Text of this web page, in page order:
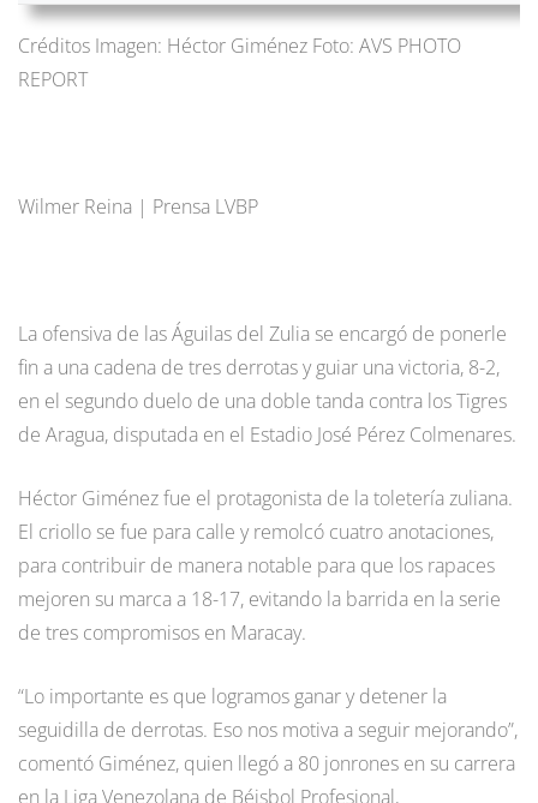
Créditos Imagen: Héctor Giménez Foto: AVS PHOTO
REPORT
Wilmer Reina | Prensa LVBP
La ofensiva de las Águilas del Zulia se encargó de ponerle
fin a una cadena de tres derrotas y guiar una victoria, 8-2,
en el segundo duelo de una doble tanda contra los Tigres
de Aragua, disputada en el Estadio José Pérez Colmenares.
Héctor Giménez fue el protagonista de la toletería zuliana.
El criollo se fue para calle y remolcó cuatro anotaciones,
para contribuir de manera notable para que los rapaces
mejoren su marca a 18-17, evitando la barrida en la serie
de tres compromisos en Maracay.
“Lo importante es que logramos ganar y detener la
seguidilla de derrotas. Eso nos motiva a seguir mejorando”,
comentó Giménez, quien llegó a 80 jonrones en su carrera
en la Liga Venezolana de Béisbol Profesional,